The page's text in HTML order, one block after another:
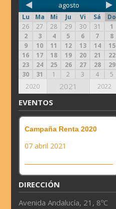
agosto
Lu Ma Mi Ju Vi Sá
Do
26
27 28 29 30 31
1
2
3 4 5 6 7
8
9
10 11 12 13 14
15
16
17 18 19 20 21
22
23
24 25 26 27 28
29
30
31 1 2 3 4 5
2020 2021 2022
EVENTOS
Campaña Renta 2020
07 abril 2021
DIRECCIÓN
Avenida Andalucía, 21, 8ºC